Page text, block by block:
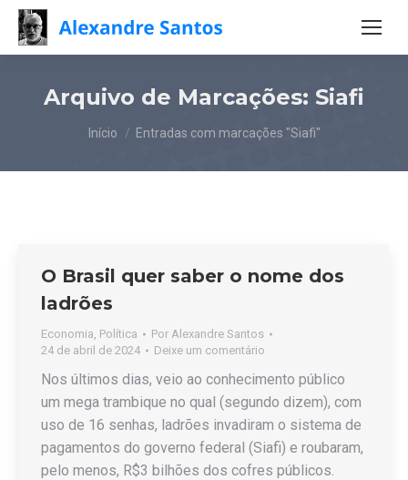
Arquivo de Marcações: Siafi
Você está aqui:
Início Entradas com marcações "Siafi"
O Brasil quer saber o nome dos
ladrões
Economia, Política Por Alexandre Santos
24 de abril de 2024
Deixe um comentário
Nos últimos dias, veio ao conhecimento público
um mega trambique no qual (segundo dizem), com
uso de 16 senhas, ladrões invadiram o sistema de
pagamentos do governo federal (Siafi) e roubaram,
pelo menos, R$3 bilhões dos cofres públicos.